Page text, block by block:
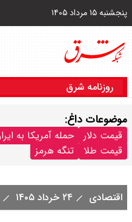
پنجشنبه ۱۵ مرداد ۱۴۰۵
روزنامه شرق
موضوعات داغ:
قیمت دلار حمله آمریکا به
قیمت طلا
تنگه هرمز
اقتصادی ۲۴ خرداد ۱۴۰۵